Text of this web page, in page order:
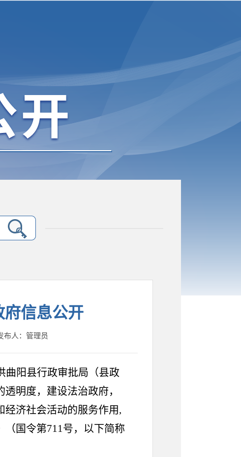
府信息公开
人：管理员
曲阳县行政审批局（县政
明度，建设法治政府，
济社会活动的服务作用 ,
国令第711号，以下简称